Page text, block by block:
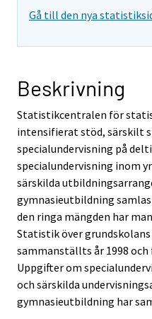
Gå till den nya
Beskrivning
Statistikcentralen för
intensifierat stöd, särskilt
specialundervisning på
specialundervisning inom
särskilda
gymnasieutbildning
den ringa mängden har
Statistik över
sammanställts år 1998 och
Uppgifter om
och särskilda
gymnasieutbildning har